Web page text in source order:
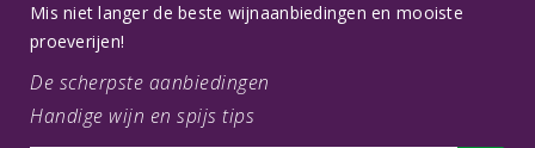
Mis niet langer de beste wijnaanbiedingen en mooiste
proeverijen!
De scherpste aanbiedingen
Handige wijn en spijs tips